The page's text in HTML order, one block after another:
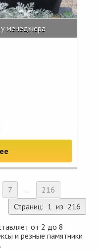
менеджера
7 ...
216
Страниц: 1 из 216
от 2 до 8
и резные памятники